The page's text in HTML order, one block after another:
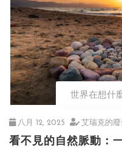
世界在想什
八月 12, 2025 艾瑞克的廢
看不見的自然脈動：